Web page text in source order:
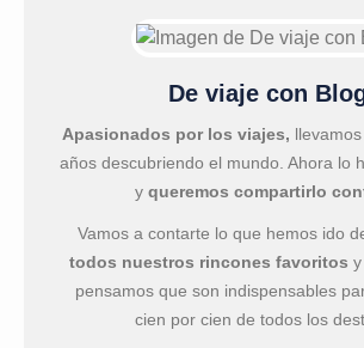
De viaje con
Apasionados por los viajes,
años descubriendo el mundo. Ahora lo
y queremos compartirlo
Vamos a contarte lo que hemos ido
todos nuestros rincones favoritos
pensamos que son indispensables
cien por cien de todos los